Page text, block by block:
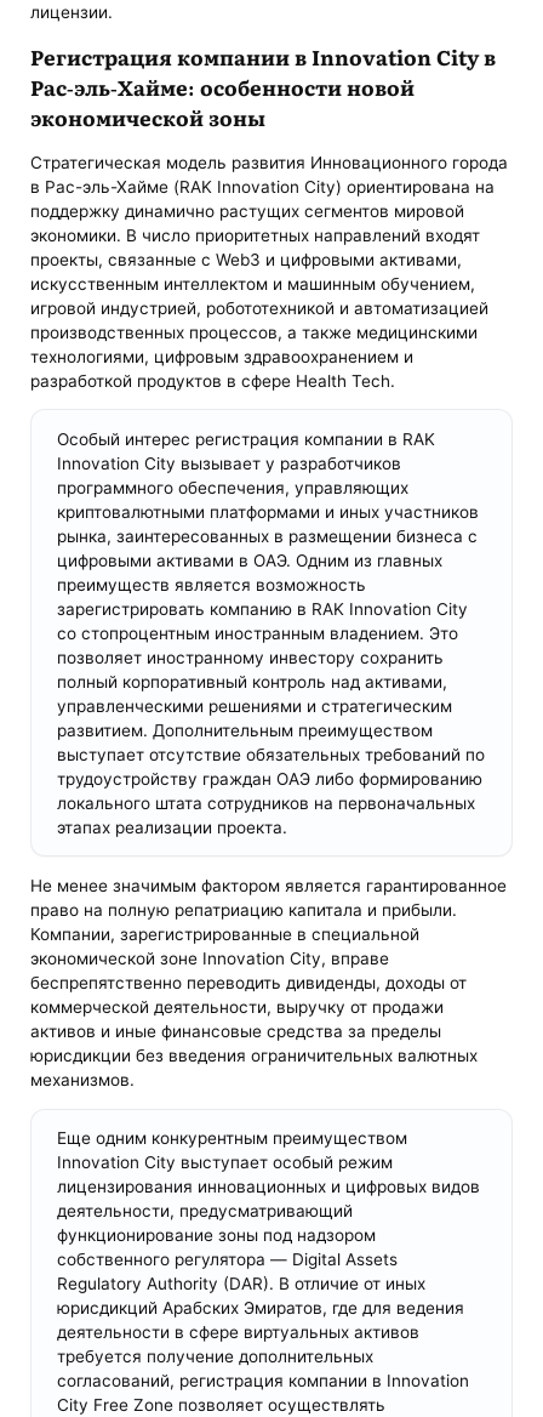
лицензии.
Регистрация компании в Innovation City в
Рас-эль-Хайме: особенности новой
экономической зоны
Стратегическая модель развития Инновационного города
в Рас-эль-Хайме (RAK Innovation City) ориентирована на
поддержку динамично растущих сегментов мировой
экономики. В число приоритетных направлений входят
проекты, связанные с Web3 и цифровыми активами,
искусственным интеллектом и машинным обучением,
игровой индустрией, робототехникой и автоматизацией
производственных процессов, а также медицинскими
технологиями, цифровым здравоохранением и
разработкой продуктов в сфере Health Tech.
Особый интерес регистрация компании в RAK
Innovation City вызывает у разработчиков
программного обеспечения, управляющих
криптовалютными платформами и иных участников
рынка, заинтересованных в размещении бизнеса с
цифровыми активами в ОАЭ. Одним из главных
преимуществ является возможность
зарегистрировать компанию в RAK Innovation City
со стопроцентным иностранным владением. Это
позволяет иностранному инвестору сохранить
полный корпоративный контроль над активами,
управленческими решениями и стратегическим
развитием. Дополнительным преимуществом
выступает отсутствие обязательных требований по
трудоустройству граждан ОАЭ либо формированию
локального штата сотрудников на первоначальных
этапах реализации проекта.
Не менее значимым фактором является гарантированное
право на полную репатриацию капитала и прибыли.
Компании, зарегистрированные в специальной
экономической зоне Innovation City, вправе
беспрепятственно переводить дивиденды, доходы от
коммерческой деятельности, выручку от продажи
активов и иные финансовые средства за пределы
юрисдикции без введения ограничительных валютных
механизмов.
Еще одним конкурентным преимуществом
Innovation City выступает особый режим
лицензирования инновационных и цифровых видов
деятельности, предусматривающий
функционирование зоны под надзором
собственного регулятора — Digital Assets
Regulatory Authority (DAR). В отличие от иных
юрисдикций Арабских Эмиратов, где для ведения
деятельности в сфере виртуальных активов
требуется получение дополнительных
согласований, регистрация компании в Innovation
City Free Zone позволяет осуществлять